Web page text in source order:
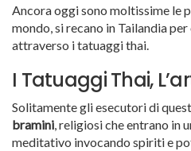
Ancora oggi sono moltissime le
mondo, si recano in Tailandia
attraverso i tatuaggi thai.
I Tatuaggi Thai,
Solitamente gli esecutori di
bramini, religiosi che entrano in
meditativo invocando spiriti e